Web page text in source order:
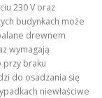
230 V oraz
budynkach może
drewnem
wymagają
przy braku
do osadzania się
niewłaściwe